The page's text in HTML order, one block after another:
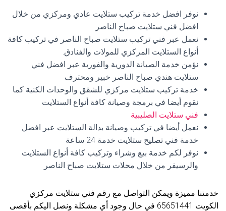
نوفر افضل خدمة تركيب ستلايت عادي ومركزي من خلال
افضل فني ستلايت صباح الناصر
نعمل عبر فني تركيب ستلايت صباح الناصر في تركيب كافة
أنواع الستلايت المركزي للمولات والفنادق.
نؤمن خدمة الصيانة الدورية والفورية عبر افضل فني
ستلايت هندي صباح الناصر خبير ومحترف
خدمة تركيب ستلايت مركزي للشقق والوحدات الكنية كما
نقوم أيضا في برمجة وصيانة كافة أنواع الستلايت
فني ستلايت الصليبية
نعمل أيضا في تركيب وصيانة بدالة الستلايت عبر افضل
خدمة فني تصليح ستلايت خدمة 24 ساعة
نوفر لكم خدمة بيع وشراء وتركيب كافة أنواع الستلايت
والرسيفر من خلال محلات ستلايت صباح الناصر
خدمتنا مميزة ويمكن التواصل مع رقم فني ستلايت مركزي
الكويت 65651441 في حال وجود أي مشكلة ونصل اليكم بأقصى